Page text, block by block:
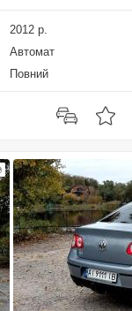
2012 р.
Автомат
Повний